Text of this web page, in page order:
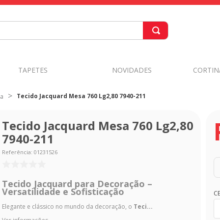
TAPETES NOVIDADES
Tecido Jacquard Mesa 760 Lg2,80 7940-211
Tecido Jacquard Mesa 760 Lg2,80
7940-211
Referência: 01231526
Tecido Jacquard para Decoração –
Versatilidade e Sofisticação
Elegante e clássico no mundo da decoração, o Teci...